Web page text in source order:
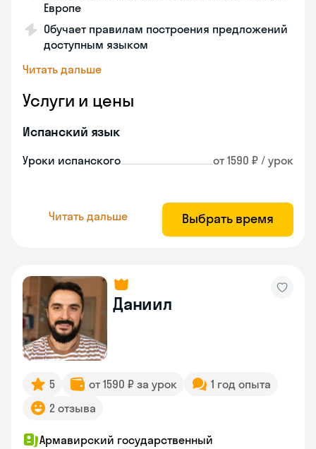
Европе
Обучает правилам построения предложений
доступным языком
Читать дальше
Услуги и цены
Испанский язык
Уроки испанского от 1590 ₽ / урок
Читать дальше Выбрать время
Даниил
5 от 1590 ₽ за урок
1 год опыта
2 отзыва
Армавирский государственный